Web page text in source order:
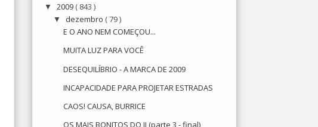
▼ 2009 ( 843 )
▼ dezembro ( 79 )
E O ANO NEM COMEÇOU...
MUITA LUZ PARA VOCÊ
DESEQUILÍBRIO - A MARCA DE 2009
INCAPACIDADE PARA PROJETAR ESTRADAS
CAOS! CAUSA, BURRICE
OS MAIS BONITOS DO JJ (parte 3 - final)